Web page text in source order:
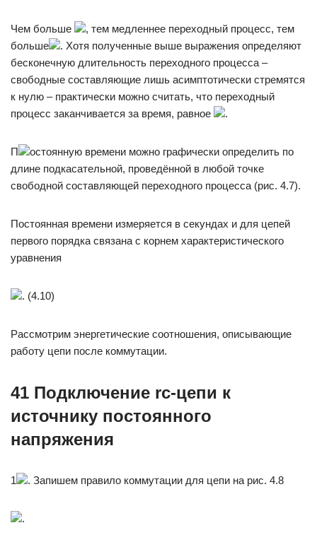
Чем больше
, тем медленнее переходный процесс, тем
больше
. Хотя полученные выше выражения определяют
бесконечную длительность переходного процесса –
свободные составляющие лишь асимптотически стремятся
к нулю – практически можно считать, что переходный
процесс заканчивается за время, равное
.
П
остоянную времени можно графически определить по
длине подкасательной, проведённой в любой точке
свободной составляющей переходного процесса (рис. 4.7).
Постоянная времени измеряется в секундах и для цепей
первого порядка связана с корнем характеристического
уравнения
. (4.10)
Рассмотрим энергетические соотношения, описывающие
работу цепи после коммутации.
41 Подключение rc-цепи к
источнику постоянного
напряжения
1 . Запишем правило коммутации для цепи на рис. 4.8
.